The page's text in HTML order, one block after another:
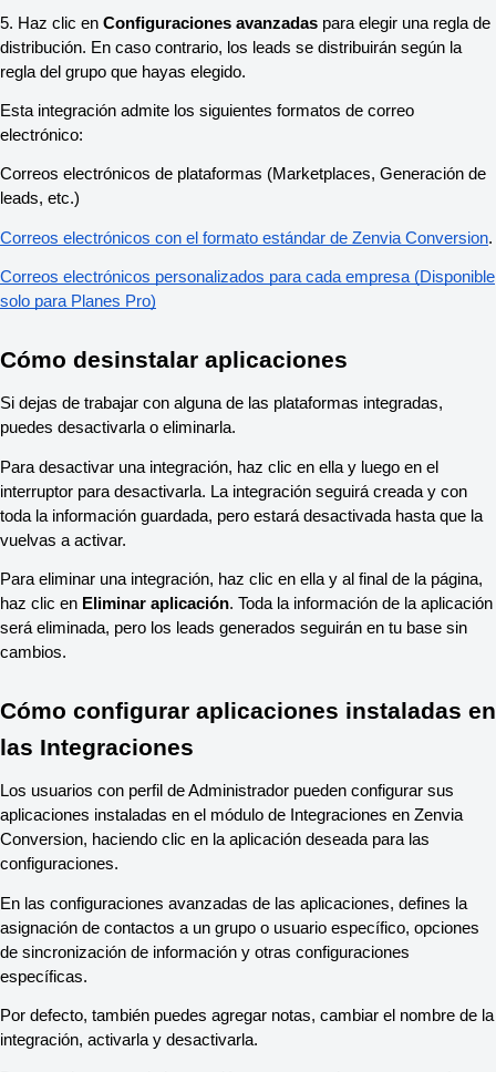
5. Haz clic en Configuraciones avanzadas para elegir una regla de
distribución. En caso contrario, los leads se distribuirán según la
regla del grupo que hayas elegido.
Esta integración admite los siguientes formatos de correo
electrónico:
Correos electrónicos de plataformas (Marketplaces, Generación de
leads, etc.)
Correos electrónicos con el formato estándar de Zenvia Conversion.
Correos electrónicos personalizados para cada empresa (Disponible
solo para Planes Pro)
Cómo desinstalar aplicaciones
Si dejas de trabajar con alguna de las plataformas integradas,
puedes desactivarla o eliminarla.
Para desactivar una integración, haz clic en ella y luego en el
interruptor para desactivarla. La integración seguirá creada y con
toda la información guardada, pero estará desactivada hasta que la
vuelvas a activar.
Para eliminar una integración, haz clic en ella y al final de la página,
haz clic en Eliminar aplicación. Toda la información de la aplicación
será eliminada, pero los leads generados seguirán en tu base sin
cambios.
Cómo configurar aplicaciones instaladas en
las Integraciones
Los usuarios con perfil de Administrador pueden configurar sus
aplicaciones instaladas en el módulo de Integraciones en Zenvia
Conversion, haciendo clic en la aplicación deseada para las
configuraciones.
En las configuraciones avanzadas de las aplicaciones, defines la
asignación de contactos a un grupo o usuario específico, opciones
de sincronización de información y otras configuraciones
específicas.
Por defecto, también puedes agregar notas, cambiar el nombre de la
integración, activarla y desactivarla.